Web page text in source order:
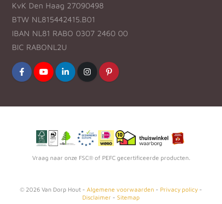
KvK Den Haag 27090498
BTW NL815442415.B01
IBAN NL81 RABO 0307 2460 00
BIC RABONL2U
Vraag naar onze FSC® of PEFC gecertificeerde producten.
© 2026 Van Dorp Hout - Algemene voorwaarden - Privacy policy -
Disclaimer - Sitemap